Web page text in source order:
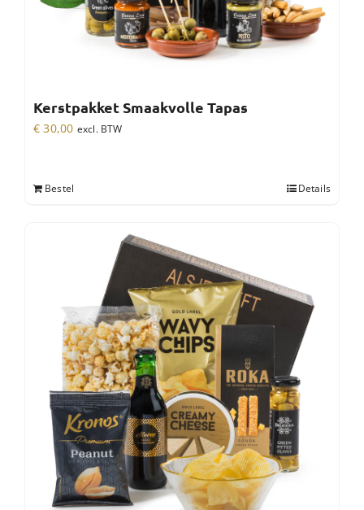
Kerstpakket Smaakvolle Tapas
€ 30,00 excl. BTW
Bestel Details